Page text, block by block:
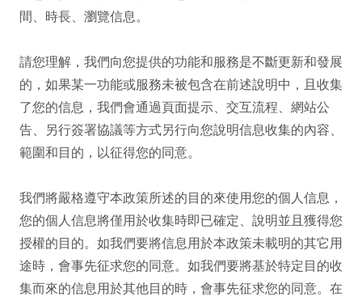
間、時長、瀏覽信息。
請您理解，我們向您提供的功能和服務是不斷更新和發展
的，如果某一功能或服務未被包含在前述說明中，且收集
了您的信息，我們會通過頁面提示、交互流程、網站公
告、另行簽署協議等方式另行向您說明信息收集的內容、
範圍和目的，以征得您的同意。
我們將嚴格遵守本政策所述的目的來使用您的個人信息，
您的個人信息將僅用於收集時即已確定、說明並且獲得您
授權的目的。如我們要將信息用於本政策未載明的其它用
途時，會事先征求您的同意。如我們要將基於特定目的收
集而來的信息用於其他目的時，會事先征求您的同意。在